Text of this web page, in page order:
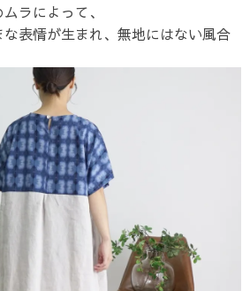
ラによって、
表情が生まれ、無地にはない風合